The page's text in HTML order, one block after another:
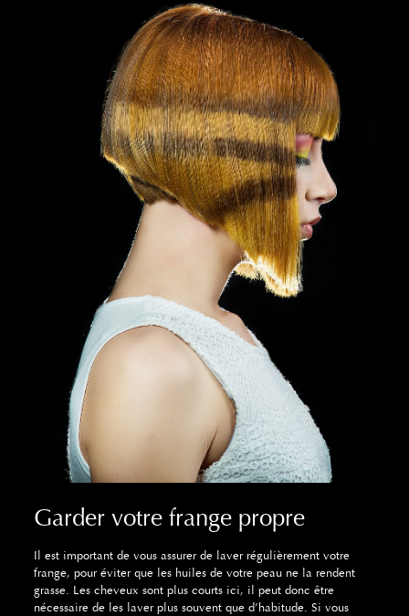
Garder votre frange propre
Il est important de vous assurer de laver régulièrement votre
frange, pour éviter que les huiles de votre peau ne la rendent
grasse. Les cheveux sont plus courts ici, il peut donc être
nécessaire de les laver plus souvent que d’habitude. Si vous